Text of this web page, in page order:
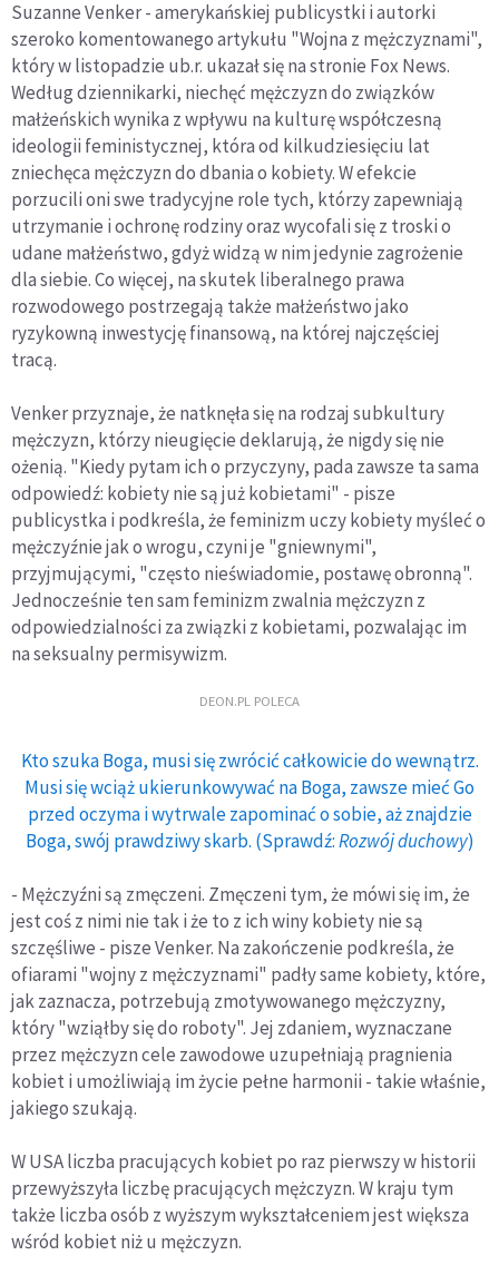
Suzanne Venker - amerykańskiej publicystki i autorki
szeroko komentowanego artykułu "Wojna z mężczyznami",
który w listopadzie ub.r. ukazał się na stronie Fox News.
Według dziennikarki, niechęć mężczyzn do związków
małżeńskich wynika z wpływu na kulturę współczesną
ideologii feministycznej, która od kilkudziesięciu lat
zniechęca mężczyzn do dbania o kobiety. W efekcie
porzucili oni swe tradycyjne role tych, którzy zapewniają
utrzymanie i ochronę rodziny oraz wycofali się z troski o
udane małżeństwo, gdyż widzą w nim jedynie zagrożenie
dla siebie. Co więcej, na skutek liberalnego prawa
rozwodowego postrzegają także małżeństwo jako
ryzykowną inwestycję finansową, na której najczęściej
tracą.
Venker przyznaje, że natknęła się na rodzaj subkultury
mężczyzn, którzy nieugięcie deklarują, że nigdy się nie
ożenią. "Kiedy pytam ich o przyczyny, pada zawsze ta sama
odpowiedź: kobiety nie są już kobietami" - pisze
publicystka i podkreśla, że feminizm uczy kobiety myśleć o
mężczyźnie jak o wrogu, czyni je "gniewnymi",
przyjmującymi, "często nieświadomie, postawę obronną".
Jednocześnie ten sam feminizm zwalnia mężczyzn z
odpowiedzialności za związki z kobietami, pozwalając im
na seksualny permisywizm.
DEON.PL POLECA
Kto szuka Boga, musi się zwrócić całkowicie do wewnątrz.
Musi się wciąż ukierunkowywać na Boga, zawsze mieć Go
przed oczyma i wytrwale zapominać o sobie, aż znajdzie
Boga, swój prawdziwy skarb. (Sprawdź:Rozwój duchowy)
- Mężczyźni są zmęczeni. Zmęczeni tym, że mówi się im, że
jest coś z nimi nie tak i że to z ich winy kobiety nie są
szczęśliwe - pisze Venker. Na zakończenie podkreśla, że
ofiarami "wojny z mężczyznami" padły same kobiety, które,
jak zaznacza, potrzebują zmotywowanego mężczyzny,
który "wziąłby się do roboty". Jej zdaniem, wyznaczane
przez mężczyzn cele zawodowe uzupełniają pragnienia
kobiet i umożliwiają im życie pełne harmonii - takie właśnie,
jakiego szukają.
W USA liczba pracujących kobiet po raz pierwszy w historii
przewyższyła liczbę pracujących mężczyzn. W kraju tym
także liczba osób z wyższym wykształceniem jest większa
wśród kobiet niż u mężczyzn.